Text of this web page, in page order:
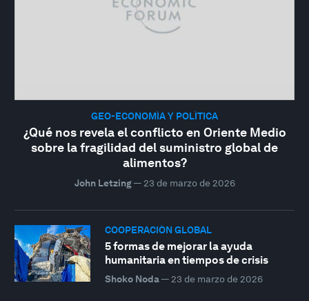
GEO-ECONOMÍA Y POLÍTICA
¿Qué nos revela el conflicto en Oriente Medio
sobre la fragilidad del suministro global de
alimentos?
John Letzing— 23 de marzo de 2026
COOPERACIÓN GLOBAL
5 formas de mejorar la ayuda
humanitaria en tiempos de crisis
Shoko Noda— 23 de marzo de 2026